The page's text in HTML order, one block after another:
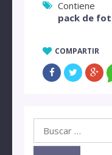
Contiene
pack de
COMPARTIR